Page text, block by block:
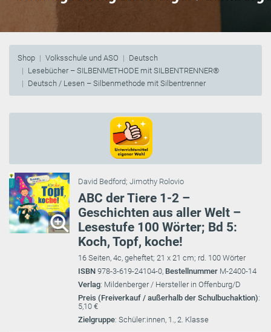
Shop Volksschule und ASO
Deutsch
Lesebücher – SILBENMETHODE mit SILBENTRENNER®
Deutsch / Lesen – Silbenmethode mit Silbentrenner
David Bedford; Jimothy Rolovio
ABC der Tiere 1-2 –
Geschichten aus aller Welt –
Lesestufe 100 Wörter; Bd 5:
Koch, Topf, koche!
16 Seiten, 4c, geheftet; 21 x 21 cm; rd. 100 Wörter
ISBN 978-3-619-24104-0, Bestellnummer M-2400-14
Verlag: Mildenberger / Hersteller in Offenburg/D
Preis (Freiverkauf / außerhalb der Schulbuchaktion):
5,10 €
Zielgruppe: Schüler:innen, 1., 2. Klasse